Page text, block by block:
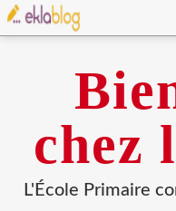
chez
L'École Primaire